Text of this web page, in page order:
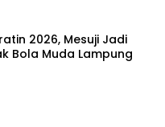
2026, Mesuji Jadi
Bola Muda Lampung